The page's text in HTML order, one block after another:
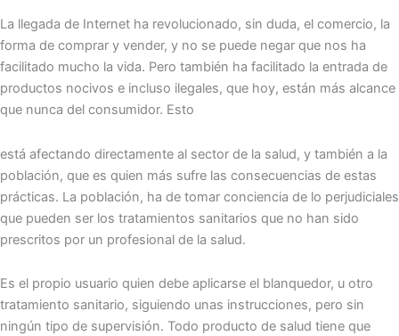
La llegada de Internet ha revolucionado, sin duda, el comercio, la
forma de comprar y vender, y no se puede negar que nos ha
facilitado mucho la vida. Pero también ha facilitado la entrada de
productos nocivos e incluso ilegales, que hoy, están más alcance
que nunca del consumidor. Esto
está afectando directamente al sector de la salud, y también a la
población, que es quien más sufre las consecuencias de estas
prácticas. La población, ha de tomar conciencia de lo perjudiciales
que pueden ser los tratamientos sanitarios que no han sido
prescritos por un profesional de la salud.
Es el propio usuario quien debe aplicarse el blanquedor, u otro
tratamiento sanitario, siguiendo unas instrucciones, pero sin
ningún tipo de supervisión. Todo producto de salud tiene que